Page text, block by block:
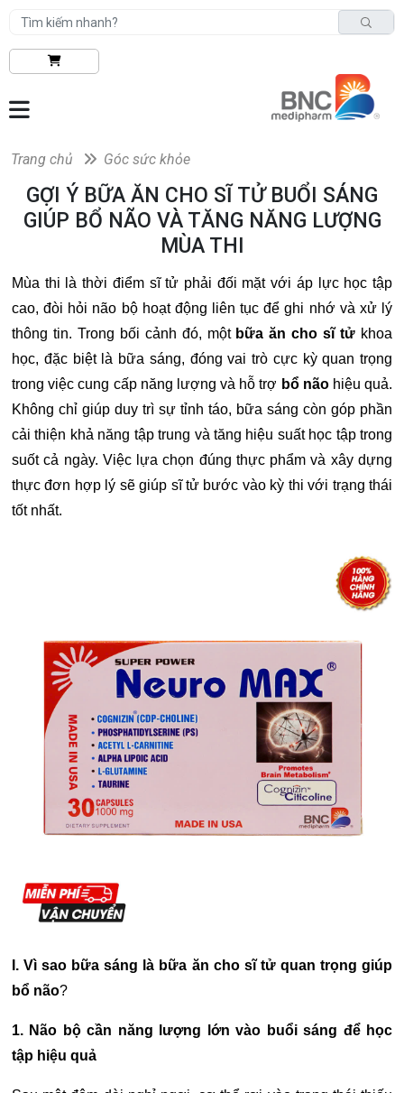
Trang chủ Góc sức khỏe
GỢI Ý BỮA ĂN CHO SĨ TỬ BUỔI SÁNG
GIÚP BỔ NÃO VÀ TĂNG NĂNG LƯỢNG
MÙA THI
Mùa thi là thời điểm sĩ tử phải đối mặt với áp lực học tập
cao, đòi hỏi não bộ hoạt động liên tục để ghi nhớ và xử lý
thông tin. Trong bối cảnh đó, một bữa ăn cho sĩ tử khoa
học, đặc biệt là bữa sáng, đóng vai trò cực kỳ quan trọng
trong việc cung cấp năng lượng và hỗ trợ bổ nãohiệu quả.
Không chỉ giúp duy trì sự tỉnh táo, bữa sáng còn góp phần
cải thiện khả năng tập trung và tăng hiệu suất học tập trong
suốt cả ngày. Việc lựa chọn đúng thực phẩm và xây dựng
thực đơn hợp lý sẽ giúp sĩ tử bước vào kỳ thi với trạng thái
tốt nhất.
I. Vì sao bữa sáng là bữa ăn cho sĩ tử quan trọng giúp
bổ não?
1. Não bộ cần năng lượng lớn vào buổi sáng để học
tập hiệu quả